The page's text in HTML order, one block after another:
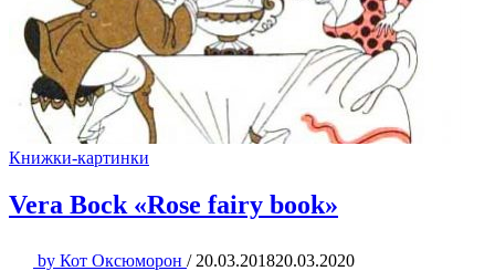
Книжки-картинки
Vera Bock «Rose fairy book»
by Кот Оксюморон / 20.03.201820.03.2020